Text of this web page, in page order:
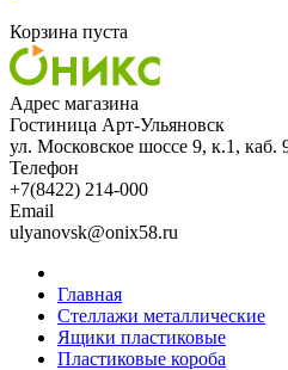
Корзина пуста
Адрес магазина
Гостиница Арт-Ульяновск
ул. Московское шоссе 9, к.1, каб.
Телефон
+7(8422) 214-000
Email
ulyanovsk@onix58.ru
Главная
Стеллажи металлические
Ящики пластиковые
Пластиковые короба